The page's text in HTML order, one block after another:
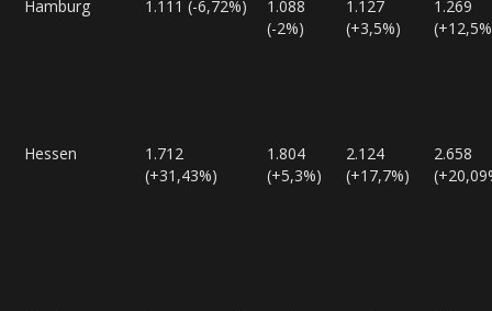
Hamburg 1.111 (-6,72%)
1.088
(-2%)
1.127
(+3,5%)
1.269
Hessen
1.712
(+31,43%)
1.804
(+5,3%)
2.124
(+17,7%)
2.658